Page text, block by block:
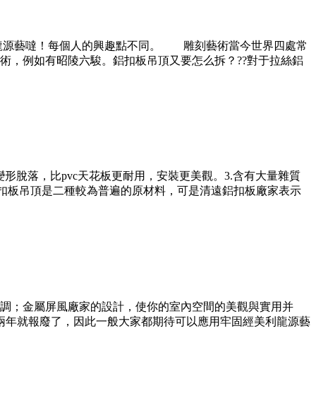
源藝噠！每個人的興趣點不同。 雕刻藝術當今世界四處常
例如有昭陵六駿。鋁扣板吊頂又要怎么拆？??對于拉絲鋁
脫落，比pvc天花板更耐用，安裝更美觀。3.含有大量雜質
吊頂是二種較為普遍的原材料，可是清遠鋁扣板廠家表示
；金屬屏風廠家的設計，使你的室內空間的美觀與實用并
就報廢了，因此一般大家都期待可以應用牢固經美利龍源藝